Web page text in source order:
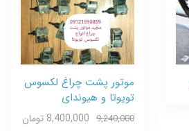
موتور پشت چراغ لکسوس
تویوتا و هیوندای
9,240,000 8,400,000 تومان